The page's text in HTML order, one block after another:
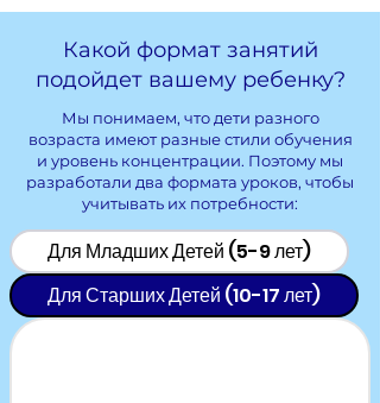
Какой формат занятий
подойдет вашему ребенку?
Мы понимаем, что дети разного
возраста имеют разные стили обучения
и уровень концентрации. Поэтому мы
разработали два формата уроков, чтобы
учитывать их потребности:
Для Младших Детей (5-9 лет)
Для Старших Детей (10-17 лет)